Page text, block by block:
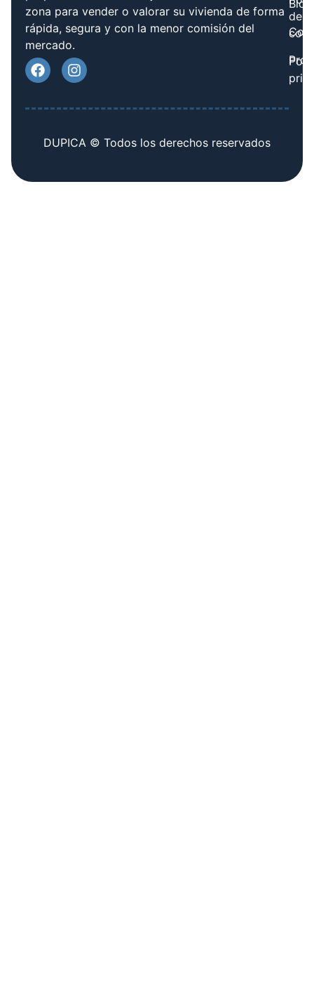
zona para vender o valorar su vivienda de forma
rápida, segura y con la menor comisión del
mercado.
Blog
de
DUPICA © Todos los derechos reservados